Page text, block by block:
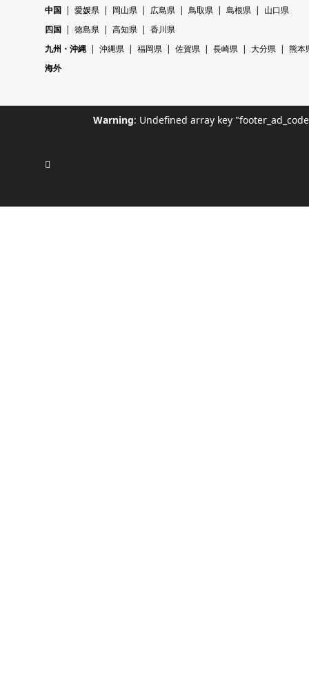
中国 愛媛県 岡山県 広島県 鳥取県 島根県
山口県
四国
徳島県 高知県
香川県
九州・沖縄
沖縄県 福岡県 佐賀県 長崎県 大分県
熊本
海外
Warning: Undefined array key